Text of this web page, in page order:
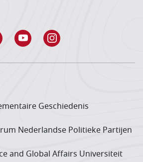
Geschiedenis
Neder­landse Politieke Partijen
and Global Affairs Universiteit